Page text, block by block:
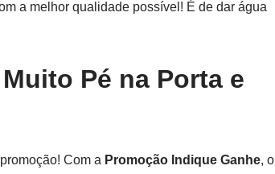
a melhor qualidade possível! É de dar água
Pé na Porta e
Com a Promoção Indique Ganhe, o